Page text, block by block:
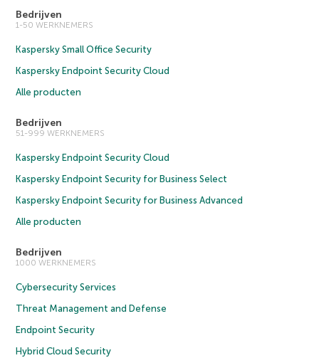
Bedrijven
1-50 WERKNEMERS
Kaspersky Small Office Security
Kaspersky Endpoint Security Cloud
Alle producten
Bedrijven
51-999 WERKNEMERS
Kaspersky Endpoint Security Cloud
Kaspersky Endpoint Security for Business Select
Kaspersky Endpoint Security for Business Advanced
Alle producten
Bedrijven
1000 WERKNEMERS
Cybersecurity Services
Threat Management and Defense
Endpoint Security
Hybrid Cloud Security